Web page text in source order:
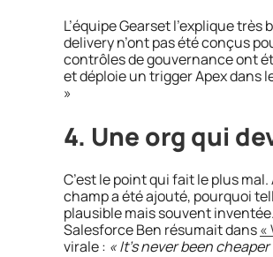
L’équipe Gearset l’explique très
delivery n’ont pas été conçus
contrôles de gouvernance ont
et déploie un trigger Apex dans
»
4. Une org qui
C’est le point qui fait le plus
champ a été ajouté, pourquoi
plausible mais souvent
Salesforce Ben résumait dans«
virale : « It’s never been